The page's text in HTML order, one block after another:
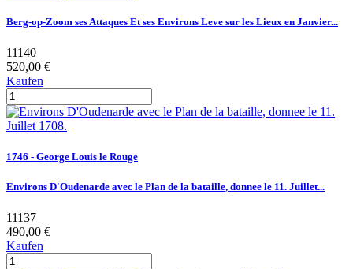
Berg-op-Zoom ses Attaques Et ses Environs Leve sur les Lieux en Janvier...
11140
520,00 €
Kaufen
1746 - George Louis le Rouge
Environs D'Oudenarde avec le Plan de la bataille, donnee le 11. Juillet...
11137
490,00 €
Kaufen